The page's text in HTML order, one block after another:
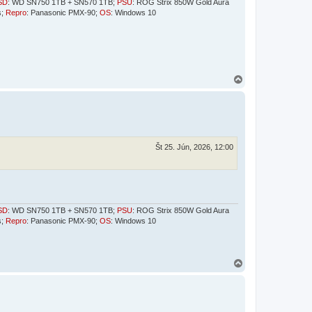
: WD SN750 1TB + SN570 1TB; PSU: ROG Strix 850W Gold Aura
Repro: Panasonic PMX-90; OS: Windows 10
Št 25. Jún, 2026, 12:00
: WD SN750 1TB + SN570 1TB; PSU: ROG Strix 850W Gold Aura
Repro: Panasonic PMX-90; OS: Windows 10